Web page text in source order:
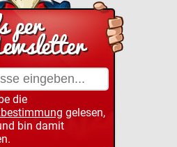
die
gelesen,
bin damit